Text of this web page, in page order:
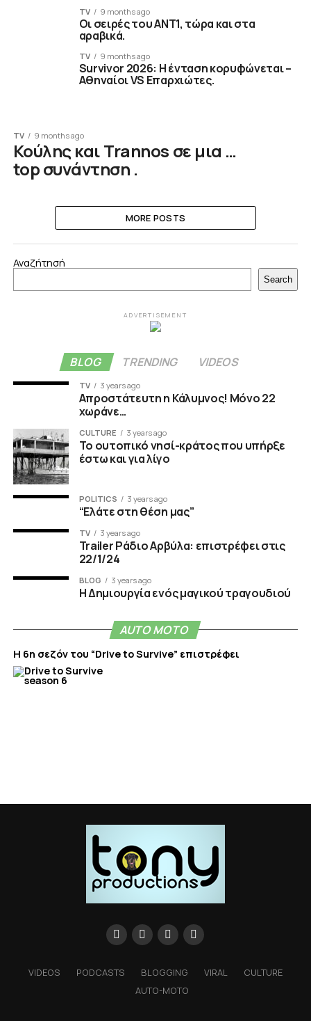
TV 9 months ago
Οι σειρές του ΑΝΤ1, τώρα και στα
αραβικά.
TV 9 months ago
Survivor 2026: Η ένταση κορυφώνεται –
Αθηναίοι VS Επαρχιώτες.
TV 9 months ago
Κούλης και Trannos σε μια …
top συνάντηση .
MORE POSTS
Αναζήτησή
Search
ADVERTISEMENT
BLOG TRENDING VIDEOS
TV 3 years ago
Απροστάτευτη η Κάλυμνος! Μόνο 22
χωράνε…
CULTURE 3 years ago
Το ουτοπικό νησί-κράτος που υπήρξε
έστω και για λίγο
POLITICS 3 years ago
“Ελάτε στη θέση μας”
TV 3 years ago
Trailer Ράδιο Αρβύλα: επιστρέφει στις
22/1/24
BLOG 3 years ago
Η Δημιουργία ενός μαγικού τραγουδιού
AUTO MOTO
Η 6η σεζόν του “Drive to Survive” επιστρέφει
VIDEOS PODCASTS BLOGGING VIRAL
CULTURE
AUTO-MOTO